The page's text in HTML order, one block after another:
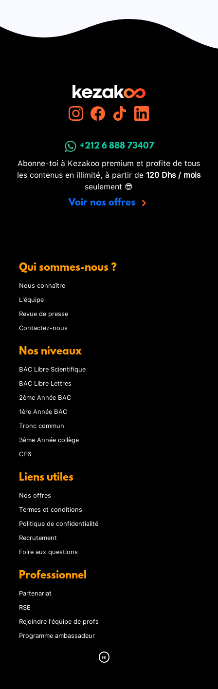
+212 6 888 73407
Abonne-toi à Kezakoo premium et profite de tous
les contenus en illimité, à partir de 120 Dhs / mois
seulement 😎
Voir nos offres
Qui sommes-nous ?
Nous connaître
L'équipe
Revue de presse
Contactez-nous
Nos niveaux
BAC Libre Scientifique
BAC Libre Lettres
2ème Année BAC
1ère Année BAC
Tronc commun
3ème Année collège
CE6
Liens utiles
Nos offres
Termes et conditions
Politique de confidentialité
Recrutement
Foire aux questions
Professionnel
Partenariat
RSE
Rejoindre l'équipe de profs
Programme ambassadeur